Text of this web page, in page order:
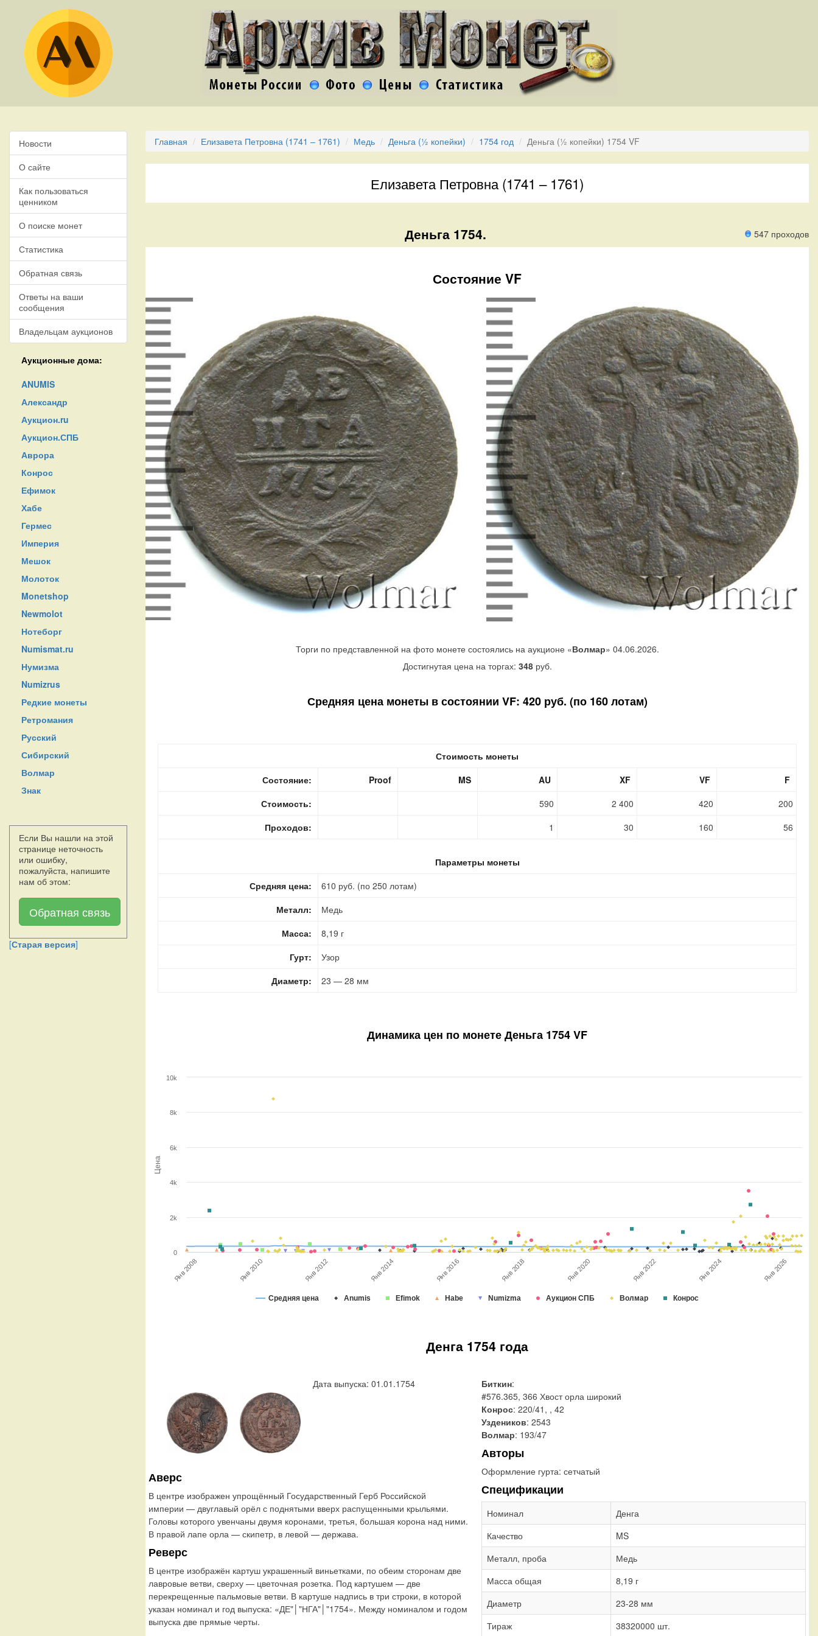
Новости
О сайте
Как пользоваться
ценником
О поиске монет
Статистика
Обратная связь
Ответы на ваши
сообщения
Владельцам аукционов
Аукционные дома:
ANUMIS
Александр
Аукцион.ru
Аукцион.СПБ
Аврора
Конрос
Ефимок
Хабе
Гермес
Империя
Мешок
Молоток
Monetshop
Newmolot
Нотеборг
Numismat.ru
Нумизма
Numizrus
Редкие монеты
Ретромания
Русский
Сибирский
Волмар
Знак
Если Вы нашли на этой
странице неточность
или ошибку,
пожалуйста, напишите
нам об этом:
Обратная связь
[Старая версия]
Главная Елизавета Петровна (1741 – 1761) Медь Деньга (½ копейки) 1754 год Деньга (½ копейки) 1754 VF
Елизавета Петровна (1741 – 1761)
547 проходов
Деньга 1754.
Состояние VF
Торги по представленной на фото монете состоялись на аукционе «Волмар» 04.06.2026.
Достигнутая цена на торгах: 348руб.
Средняя цена монеты в состоянии VF: 420 руб. (по 160 лотам)
Стоимость монеты
Состояние:
Proof MS AU XF VF
F
Стоимость:
590 2 400 420
200
Проходов:
1 30 160 56
Параметры монеты
Средняя цена:
610 руб. (по 250 лотам)
Металл:
Медь
Масса:
8,19 г
Гурт:
Узор
Диаметр:
23 — 28 мм
Динамика цен по монетеДеньга 1754 VF
Цена
Средняя цена Anumis Efimok Habe Numizma Аукцион СПБ Волмар Конрос
Янв 2008 Янв 2010 Янв 2012 Янв 2014 Янв 2016 Янв 2018 Янв 2020 Янв 2022 Янв 2024 Янв 2026
0
2k
4k
6k
8k
10k
Денга 1754 года
Дата выпуска: 01.01.1754
Аверс
В центре изображен упрощённый Государственный Герб Российской
империи — двуглавый орёл с поднятыми вверх распущенными крыльями.
Головы которого увенчаны двумя коронами, третья, большая корона над ними.
В правой лапе орла — скипетр, в левой — держава.
Реверс
В центре изображён картуш украшенный виньетками, по обеим сторонам две
лавровые ветви, сверху — цветочная розетка. Под картушем — две
перекрещенные пальмовые ветви. В картуше надпись в три строки, в которой
указан номинал и год выпуска: «ДЕ"│"НГА"│"1754». Между номиналом и годом
выпуска две прямые черты.
Биткин:
#576.365, 366 Хвост орла широкий
Конрос: 220/41, , 42
Уздеников: 2543
Волмар: 193/47
Авторы
Оформление гурта: сетчатый
Спецификации
Номинал
Денга
Качество
MS
Металл, проба
Медь
Масса общая
8,19 г
Диаметр
23-28 мм
Тираж
38320000 шт.